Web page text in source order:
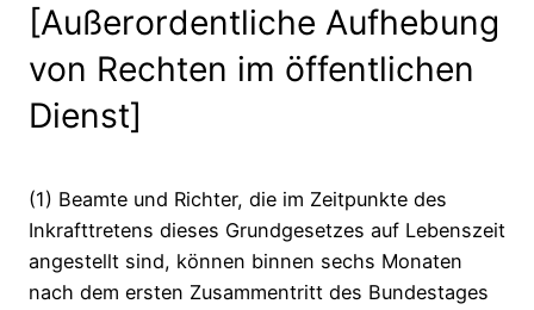
[Außerordentliche Aufhebung
von Rechten im öffentlichen
Dienst]
(1) Beamte und Richter, die im Zeitpunkte des
Inkrafttretens dieses Grundgesetzes auf Lebenszeit
angestellt sind, können binnen sechs Monaten
nach dem ersten Zusammentritt des Bundestages